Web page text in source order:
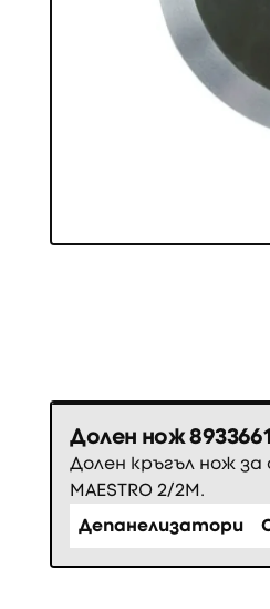
Долен нож
Долен кръгъл нож
MAESTRO 2/2M.
Депанелизатори